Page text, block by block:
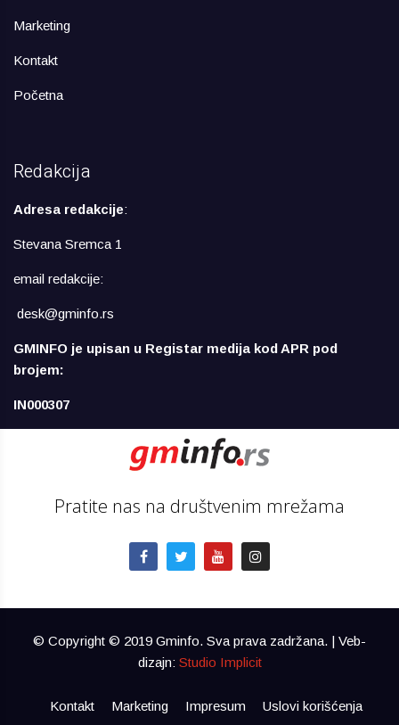
Marketing
Kontakt
Početna
Redakcija
Adresa redakcije:
Stevana Sremca 1
email redakcije:
desk@gminfo.rs
GMINFO je upisan u Registar medija kod APR pod
brojem:
IN000307
Pratite nas na društvenim mrežama
© Copyright © 2019 Gminfo. Sva prava zadržana. | Veb-
dizajn: Studio Implicit
Kontakt Marketing Impresum Uslovi korišćenja